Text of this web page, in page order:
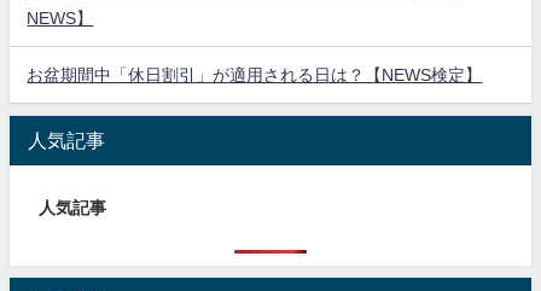
NEWS】
お盆期間中「休日割引」が適用される日は？【NEWS検定】
人気記事
人気記事